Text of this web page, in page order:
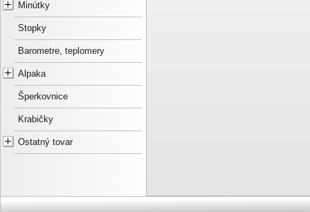
Minútky
Stopky
Barometre, teplomery
Alpaka
Šperkovnice
Krabičky
Ostatný tovar